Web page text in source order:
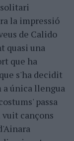
solitari
la impressió
de Calido
quasi una
que ha
s'ha decidit
única llengua
passa
cançons